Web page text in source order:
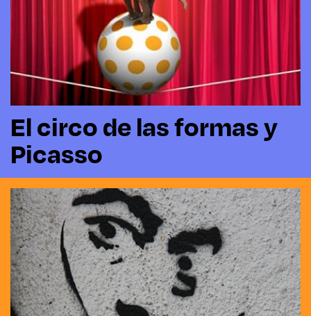
El circo de las formas y
Picasso